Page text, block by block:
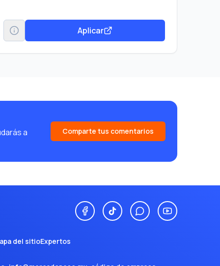
de Cuenta al hacer un gasto acumulado de
$3,500 M.N en Walmart.com.mx y tiendas
Walmart Express, hasta 3 veces durante la
vigencia del beneficio.
Cuenta, Comprar en línea, obtener Certificados
10% de Descuento en PriceTravel. Adicional
sobre cualquier descuento en hospedaje, renta
de autos, tours, traslados terrestres y seguros
Aplicar
a
Comparte tus comentarios
del sitioExpertos